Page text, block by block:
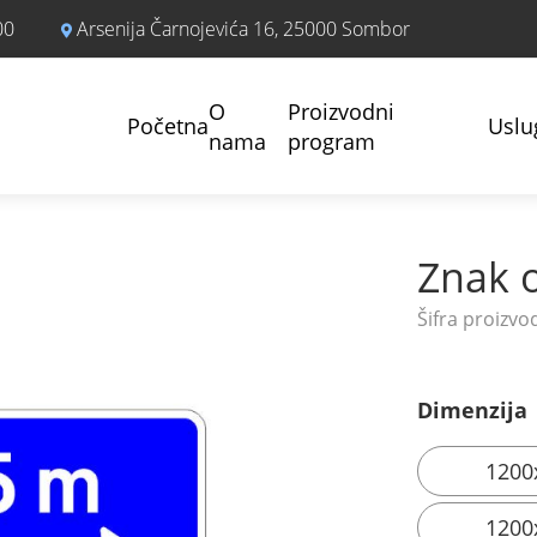
Arsenija Čarnojevića 16, 25000 Sombor
Početna
O
nama
Proizvodni
program
Znak
Dimenzija